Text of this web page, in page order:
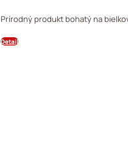
Prírodný produkt bohatý na
Detail